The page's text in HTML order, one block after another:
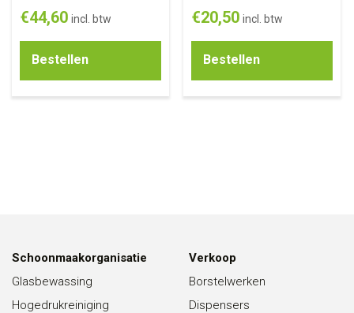
€44,60 incl. btw
Bestellen
€20,50 incl. btw
Bestellen
Schoonmaakorganisatie
Glasbewassing
Hogedrukreiniging
Verkoop
Borstelwerken
Dispensers